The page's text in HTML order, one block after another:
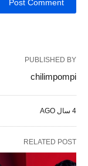
PUBLISHED BY
chilimpompi
4 سال AGO
RELATED POST